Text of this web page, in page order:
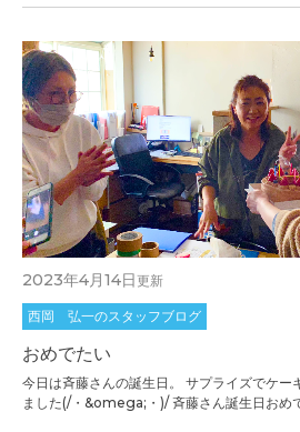
2023年4月14日更新
西岡 弘一のスタッフブログ
おめでたい
今日は斉藤さんの誕生日。 サプライズでケー
ました(/・&omega;・)/ 斉藤さん誕生日おめ